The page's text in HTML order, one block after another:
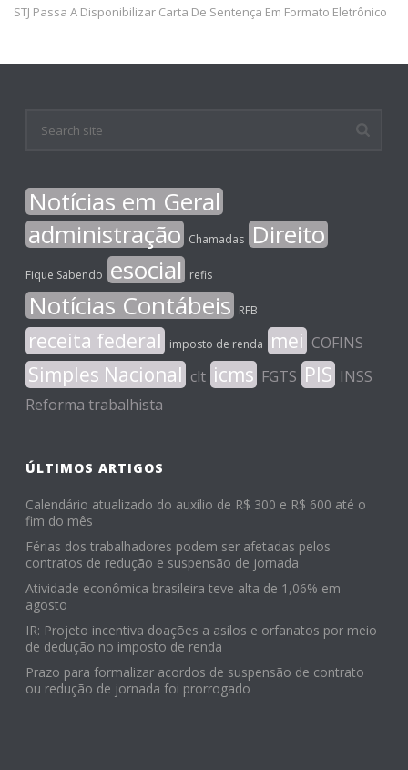
STJ Passa A Disponibilizar Carta De Sentença Em Formato Eletrônico
Notícias em Geral
administração Chamadas Direito
Fique Sabendo esocial refis
Notícias Contábeis RFB
receita federal imposto de renda mei COFINS
Simples Nacional clt icms FGTS PIS INSS
Reforma trabalhista
ÚLTIMOS ARTIGOS
Calendário atualizado do auxílio de R$ 300 e R$ 600 até o
fim do mês
Férias dos trabalhadores podem ser afetadas pelos
contratos de redução e suspensão de jornada
Atividade econômica brasileira teve alta de 1,06% em
agosto
IR: Projeto incentiva doações a asilos e orfanatos por meio
de dedução no imposto de renda
Prazo para formalizar acordos de suspensão de contrato
ou redução de jornada foi prorrogado